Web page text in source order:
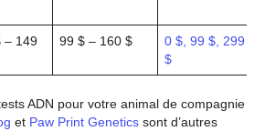
– 149
99 $ – 160 $
0 $, 99 $, 299
$
ADN pour votre animal de compagnie
et Paw Print Genetics sont d’autres